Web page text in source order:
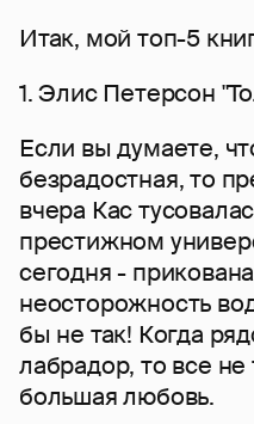
Итак, мой топ-5
1. Элис Петерсон
Если вы думаете,
безрадостная, то
вчера Кас
престижном
сегодня -
неосторожность
бы не так! Когда
лабрадор, то все
большая любовь.